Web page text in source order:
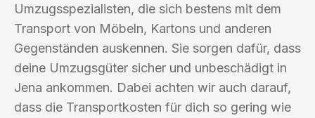
Umzugsspezialisten, die sich bestens mit dem
Transport von Möbeln, Kartons und anderen
Gegenständen auskennen. Sie sorgen dafür, dass
deine Umzugsgüter sicher und unbeschädigt in
Jena ankommen. Dabei achten wir auch darauf,
dass die Transportkosten für dich so gering wie